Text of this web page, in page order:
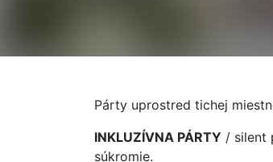
Párty uprostred tichej
INKLUZÍVNA PÁRTY / silent
súkromie.